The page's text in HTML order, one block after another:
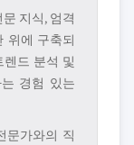
지식, 엄격
위에 구축되
드 분석 및
경험 있는
문가와의 직